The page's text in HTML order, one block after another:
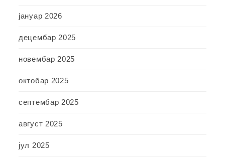
јануар 2026
децембар 2025
новембар 2025
октобар 2025
септембар 2025
август 2025
јул 2025